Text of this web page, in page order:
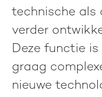
technische als
verder
Deze functie
graag
nieuwe